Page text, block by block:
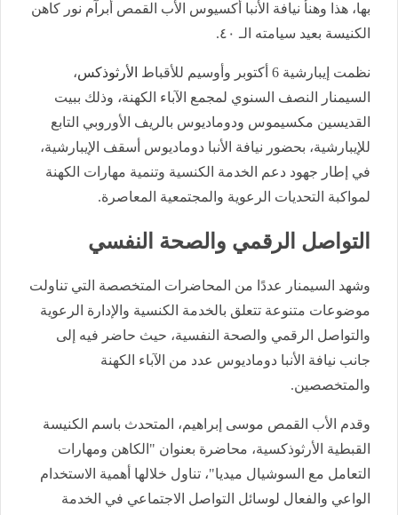
بها، هذا وهنأ نيافة الأنبا أكسيوس الأب القمص أبرآم نور كاهن
الكنيسة بعيد سيامته الـ ٤٠.
نظمت إيبارشية 6 أكتوبر وأوسيم للأقباط الأرثوذكس،
السيمنار النصف السنوي لمجمع الآباء الكهنة، وذلك ببيت
القديسين مكسيموس ودوماديوس بالريف الأوروبي التابع
للإيبارشية، بحضور نيافة الأنبا دوماديوس أسقف الإيبارشية،
في إطار جهود دعم الخدمة الكنسية وتنمية مهارات الكهنة
لمواكبة التحديات الرعوية والمجتمعية المعاصرة.
التواصل الرقمي والصحة النفسي
وشهد السيمنار عددًا من المحاضرات المتخصصة التي تناولت
موضوعات متنوعة تتعلق بالخدمة الكنسية والإدارة الرعوية
والتواصل الرقمي والصحة النفسية، حيث حاضر فيه إلى
جانب نيافة الأنبا دوماديوس عدد من الآباء الكهنة
والمتخصصين.
وقدم الأب القمص موسى إبراهيم، المتحدث باسم الكنيسة
القبطية الأرثوذكسية، محاضرة بعنوان "الكاهن ومهارات
التعامل مع السوشيال ميديا"، تناول خلالها أهمية الاستخدام
الواعي والفعال لوسائل التواصل الاجتماعي في الخدمة